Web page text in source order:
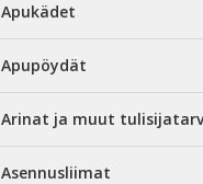
Apukädet
Apupöydät
Arinat ja muut
Asennusliimat